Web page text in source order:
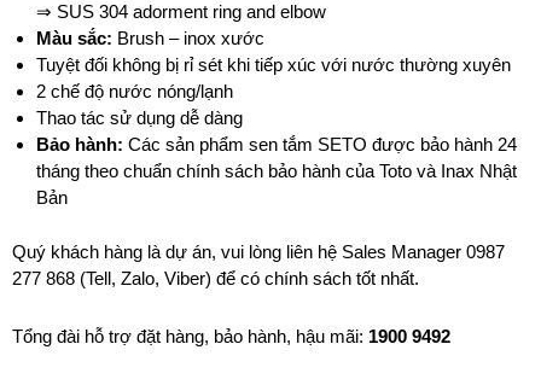
⇒ SUS 304 adorment ring and elbow
Màu sắc: Brush – inox xước
Tuyệt đối không bị rỉ sét khi tiếp xúc với nước thường xuyên
2 chế độ nước nóng/lạnh
Thao tác sử dụng dễ dàng
Bảo hành: Các sản phẩm sen tắm SETO được bảo hành 24
tháng theo chuẩn chính sách bảo hành của Toto và Inax Nhật
Bản
Quý khách hàng là dự án, vui lòng liên hệ Sales Manager 0987
277 868 (Tell, Zalo, Viber) để có chính sách tốt nhất.
Tổng đài hỗ trợ đặt hàng, bảo hành, hậu mãi: 1900 9492